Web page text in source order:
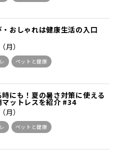
おしゃれは健康生活の入口
）
ペットと健康
にも！夏の暑さ対策に使える
マットレスを紹介 #34
）
ペットと健康